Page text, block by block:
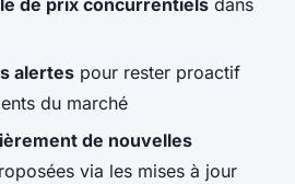
alertes pour rester proactif
du marché
de nouvelles
via les mises à jour